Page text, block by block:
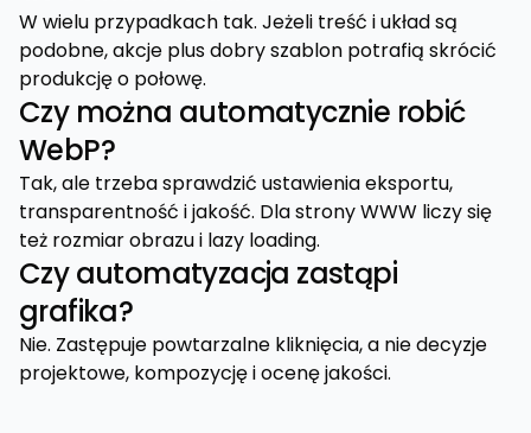
W wielu przypadkach tak. Jeżeli treść i układ są
podobne, akcje plus dobry szablon potrafią skrócić
produkcję o połowę.
Czy można automatycznie robić
WebP?
Tak, ale trzeba sprawdzić ustawienia eksportu,
transparentność i jakość. Dla strony WWW liczy się
też rozmiar obrazu i lazy loading.
Czy automatyzacja zastąpi
grafika?
Nie. Zastępuje powtarzalne kliknięcia, a nie decyzje
projektowe, kompozycję i ocenę jakości.